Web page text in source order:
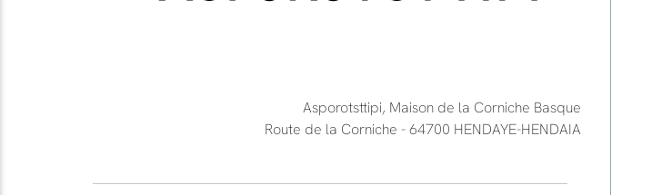
Asporotsttipi, Maison de la Corniche Basque
Route de la Corniche - 64700 HENDAYE-HENDAIA